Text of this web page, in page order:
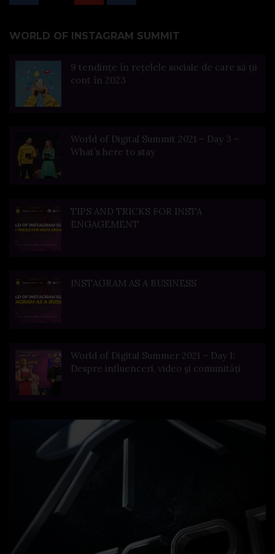
WORLD OF INSTAGRAM SUMMIT
9 tendințe în rețelele sociale de care să ții
cont în 2023
World of Digital Summit 2021 – Day 3 –
What’s here to stay
TIPS AND TRICKS FOR INSTA
ENGAGEMENT
INSTAGRAM AS A BUSINESS
World of Digital Summer 2021 – Day 1:
Despre influenceri, video și comunități